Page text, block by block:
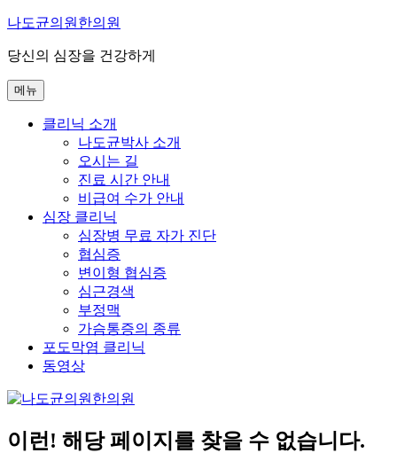
콘
츠
로
바
나도균의원한의원
당신의 심장을 건강하게
메뉴
클리닉 소개
나도균박사 소개
오시는 길
진료 시간 안내
비급여 수가 안내
심장 클리닉
심장병 무료 자가 진단
협심증
변이형 협심증
심근경색
부정맥
가슴통증의 종류
포도막염 클리닉
동영상
이런! 해당 페이지를 찾을 수 없습니다.